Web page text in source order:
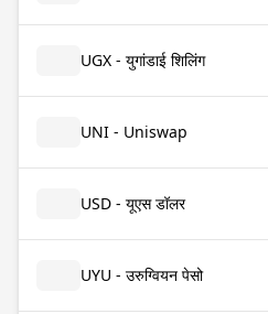
UGX - युगांडाई शिलिंग
UNI - Uniswap
USD - यूएस डॉलर
UYU - उरुग्वियन पेसो